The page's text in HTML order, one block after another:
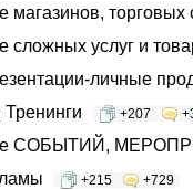
магазинов,
сложных услуг и
личные
Тренинги
+207
СОБЫТИЙ,
+215 +729